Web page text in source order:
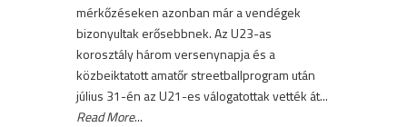
mérkőzéseken azonban már a vendégek
bizonyultak erősebbnek. Az U23-as
korosztály három versenynapja és a
közbeiktatott amatőr streetballprogram után
július 31-én az U21-es válogatottak vették át...
Read More...